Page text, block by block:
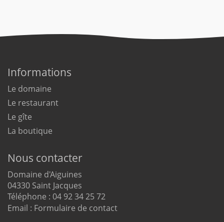
Informations
Le domaine
Le restaurant
Le gîte
La boutique
Nous contacter
Domaine d'Aiguines
04330 Saint Jacques
Téléphone : 04 92 34 25 72
Email : Formulaire de contact